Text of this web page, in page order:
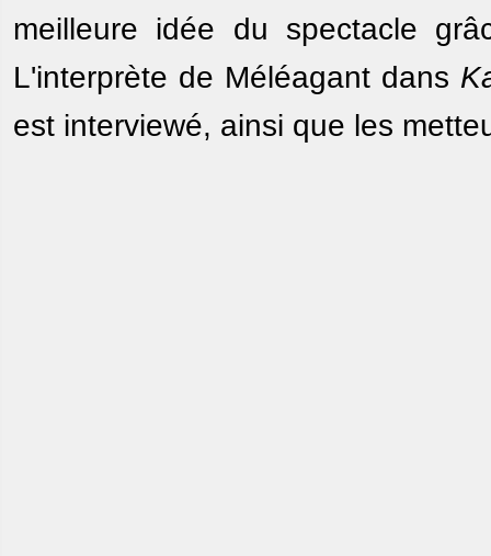
meilleure idée du spectacle
L'interprète de Méléagant dans
est interviewé, ainsi que les